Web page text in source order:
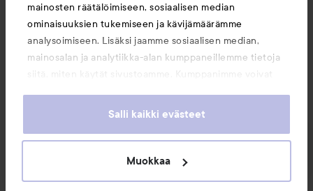
mainosten räätälöimiseen, sosiaalisen median
ominaisuuksien tukemiseen ja kävijämäärämme
analysoimiseen. Lisäksi jaamme sosiaalisen median,
mainosalan ja analytiikka-alan kumppaneillemme tietoja
heille tai joita on kerätty, kun olet käyttänyt heidän
evästeiden käytön.
Salli kaikki evästeet
Muokkaa
Copyright 2026